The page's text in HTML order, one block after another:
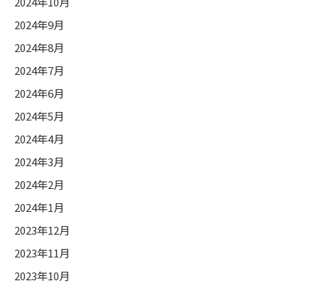
2024年9月
2024年8月
2024年7月
2024年6月
2024年5月
2024年4月
2024年3月
2024年2月
2024年1月
2023年12月
2023年11月
2023年10月